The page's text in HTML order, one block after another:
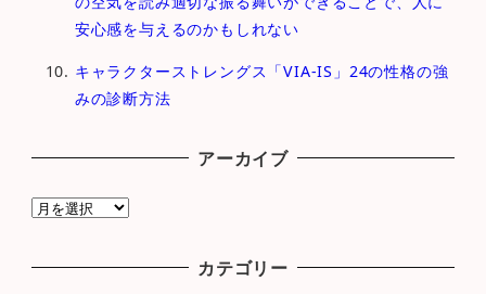
安心感を与えるのかもしれない
キャラクターストレングス「VIA-IS」24の性格の強
みの診断方法
アーカイブ
ア
カテゴリー